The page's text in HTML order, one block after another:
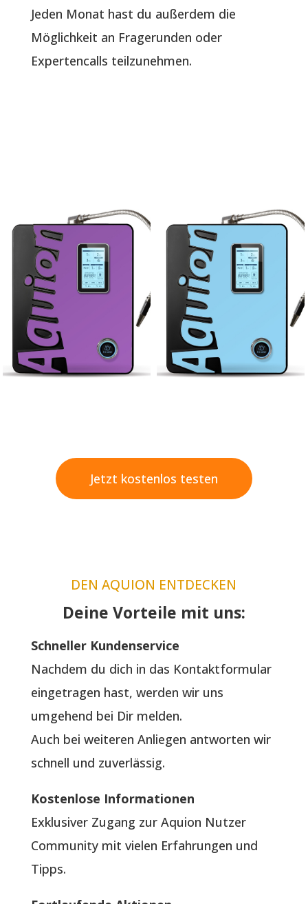
Jeden Monat hast du außerdem die
Möglichkeit an Fragerunden oder
Expertencalls teilzunehmen.
Jetzt kostenlos testen
DEN AQUION ENTDECKEN
Deine Vorteile mit uns:
Schneller Kundenservice
Nachdem du dich in das Kontaktformular
eingetragen hast, werden wir uns
umgehend bei Dir melden.
Auch bei weiteren Anliegen antworten wir
schnell und zuverlässig.
Kostenlose Informationen
Exklusiver Zugang zur Aquion Nutzer
Community mit vielen Erfahrungen und
Tipps.